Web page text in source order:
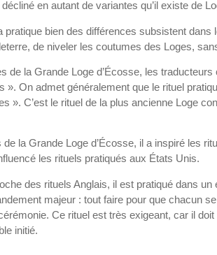
en autant de variantes qu’il existe de
bien des différences subsistent
de niveler les coutumes des Loges,
la Grande Loge d’Écosse, les
On admet généralement que le rituel
». C’est le rituel de la plus ancienne Loge
la Grande Loge d’Écosse, il a inspiré les
les rituels pratiqués aux États Unis.
des rituels Anglais, il est pratiqué dans un
majeur : tout faire pour que chacun
Ce rituel est très exigeant, car il
initié.